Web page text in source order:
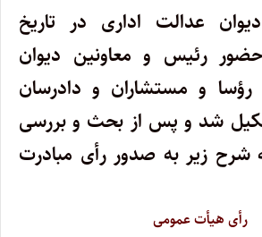
عدالت اداری در تاریخ
۱۴۰۰ با حضور رئیس و معاونین دیوان
و مستشاران و دادرسان
شد و پس از بحث و بررسی
شرح زیر به صدور رأی مبادرت
رأی هیأت عمومی